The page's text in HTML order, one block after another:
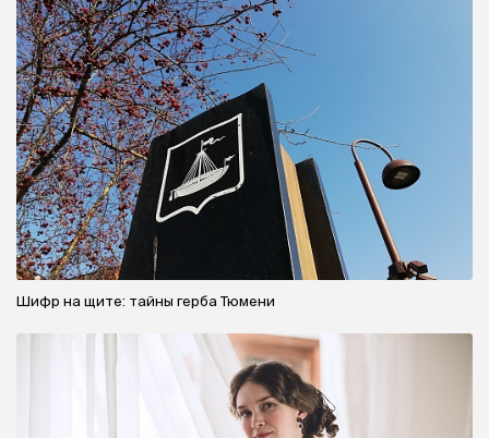
Как избавиться от "вдовьего
горбика": комплексный подход и
рекомендации специалиста
Важно помнить лишь одно: перед прохождением процедур
необходима консультация с врачом и обследование.
#массаж
#ЛФК #здоровье #консультация
#эндокринолог
#терапевт
#новости Тюмени